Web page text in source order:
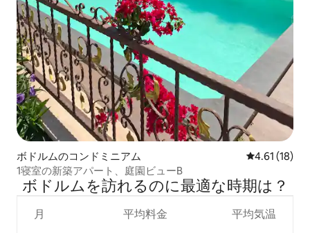
ボドルムのコンドミニアム レビュー18
4.61 (18)
1寝室の新築アパート、庭園ビューB
ボドルムを訪⁠れ⁠るの⁠に最⁠適⁠な時⁠期⁠は⁠？
月 平均料金 平均気温